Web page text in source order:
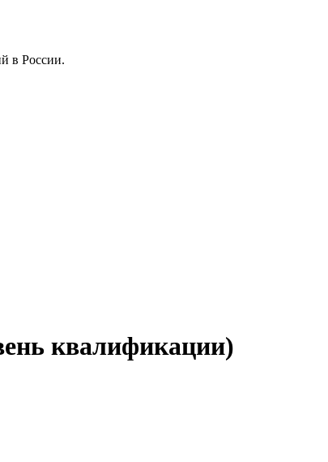
в России.
квалификации)